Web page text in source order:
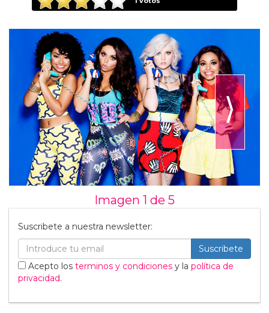
⟩
Imagen 1 de 5
Suscribete a nuestra newsletter:
Suscribete
Acepto los terminos y condiciones y la política de
privacidad.